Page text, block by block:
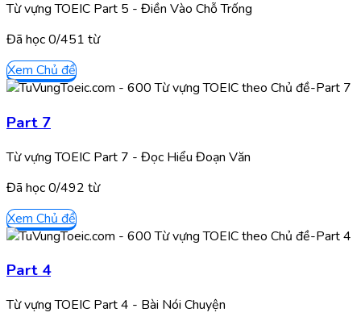
Từ vựng TOEIC Part 5 - Điền Vào Chỗ Trống
Đã học0/451 từ
Xem Chủ đề
Part 7
Từ vựng TOEIC Part 7 - Đọc Hiểu Đoạn Văn
Đã học0/492 từ
Xem Chủ đề
Part 4
Từ vựng TOEIC Part 4 - Bài Nói Chuyện